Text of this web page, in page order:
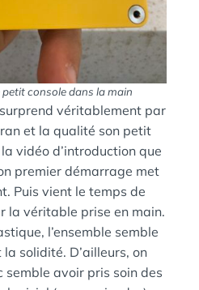
console dans la main
véritablement par
et la qualité son petit
vidéo d’introduction que
premier démarrage met
Puis vient le temps de
la véritable prise en main.
l’ensemble semble
solidité. D’ailleurs, on
semble avoir pris soin des